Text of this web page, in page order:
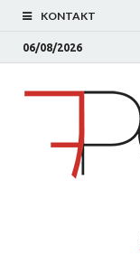
KONTAKT
06/08/2026